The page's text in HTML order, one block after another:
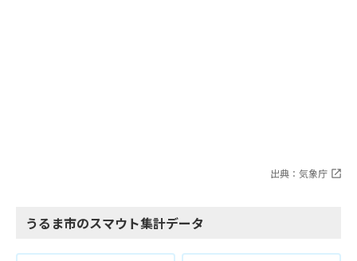
出典：気象庁
うるま市のスマウト集計データ